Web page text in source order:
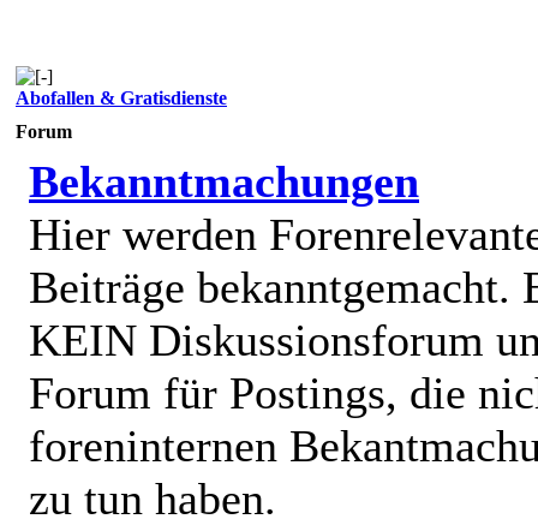
Abofallen & Gratisdienste
Forum
Bekanntmachungen
Hier werden
Beiträge bekanntgemacht.
KEIN Diskussionsforum
Forum für Postings, die
foreninternen
zu tun haben.